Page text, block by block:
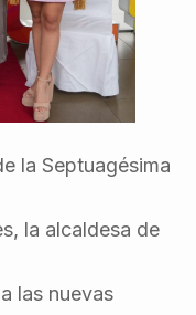
la Septuagésima
la alcaldesa de
las nuevas